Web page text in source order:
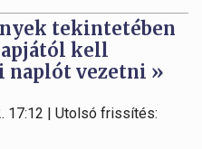
tekintetében
kell
vezetni »
17:12 | Utolsó frissítés: